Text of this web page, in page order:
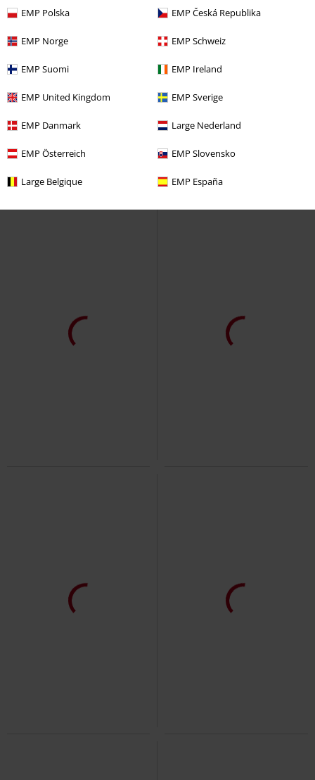
EMP Polska EMP Česká Republika
EMP Norge EMP Schweiz
EMP Suomi EMP Ireland
EMP United Kingdom EMP Sverige
EMP Danmark Large Nederland
EMP Österreich EMP Slovensko
Large Belgique EMP España